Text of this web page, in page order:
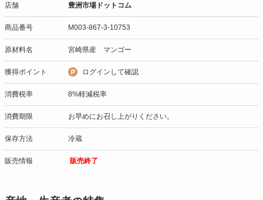
店舗 豊洲市場ドットコム
商品番号 M003-867-3-10753
原材料名 宮崎県産 マンゴー
獲得ポイント ログインして確認
消費税率 8%軽減税率
消費期限 お早めにお召し上がりください。
保存方法 冷蔵
販売情報 販売終了